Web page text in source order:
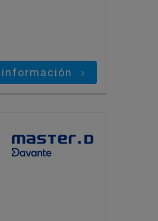
información